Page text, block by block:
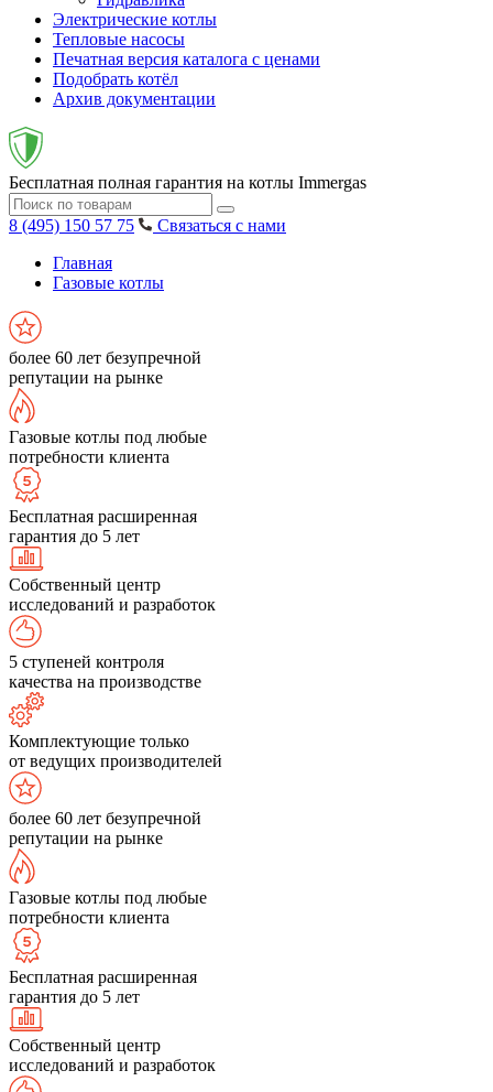
Электрические котлы
Тепловые насосы
Печатная версия каталога с ценами
Подобрать котёл
Архив документации
Бесплатная полная гарантия на котлы Immergas
8 (495) 150 57 75
Связаться с нами
Главная
Газовые котлы
более 60 лет безупречной
репутации на рынке
Газовые котлы под любые
потребности клиента
Бесплатная расширенная
гарантия до 5 лет
Собственный центр
исследований и разработок
5 ступеней контроля
качества на производстве
Комплектующие только
от ведущих производителей
более 60 лет безупречной
репутации на рынке
Газовые котлы под любые
потребности клиента
Бесплатная расширенная
гарантия до 5 лет
Собственный центр
исследований и разработок